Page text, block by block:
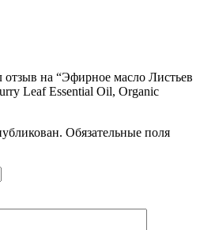
отзыв на “Эфирное масло Листьев
Leaf Essential Oil, Organic
Обязательные поля